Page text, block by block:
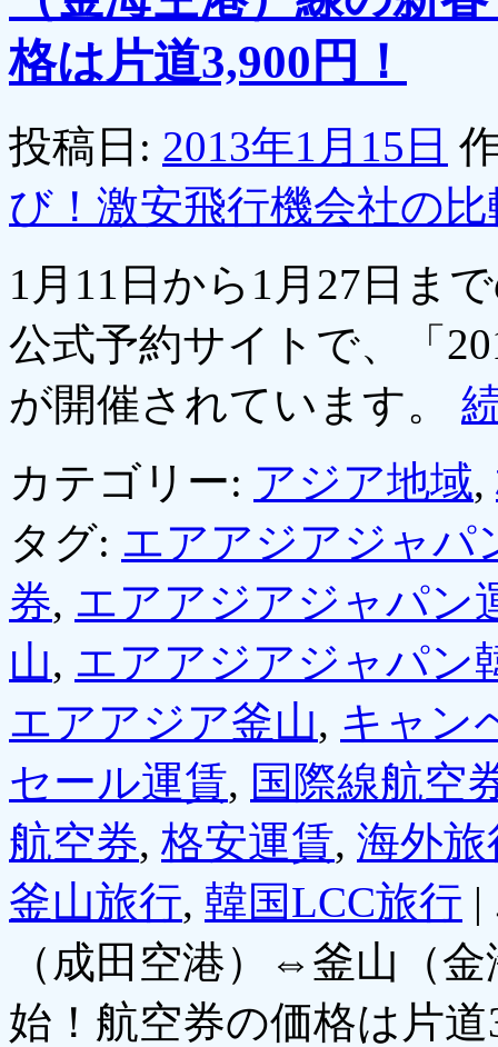
格は片道3,900円！
投稿日: 2013年1月15日
び！激安飛行機会社の
1月11日から1月27日ま
公式予約サイトで、「
が開催されています。
カテゴリー: アジア地域,
タグ: エアアジアジャパ
券, エアアジアジャパン
山, エアアジアジャパン
エアアジア釜山, キャン
セール運賃, 国際線航空
航空券, 格安運賃, 海外旅
釜山旅行, 韓国LCC旅行 |
（成田空港）⇔釜山（
始！航空券の価格は片道